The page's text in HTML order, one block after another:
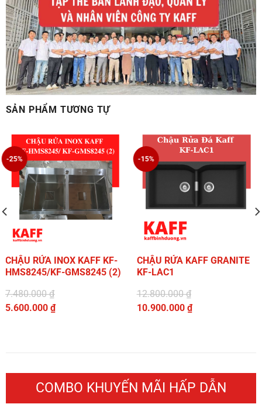
SẢN PHẨM TƯƠNG TỰ
-25%
CHẬU RỬA INOX KAFF KF-
HMS8245/KF-GMS8245 (2)
7.480.000₫
Giá
5.600.000₫
-15%
CHẬU RỬA KAFF GRANITE
KF-LAC1
12.800.000₫
Giá
10.900.000 ₫
10.900.000 ₫.
COMBO KHUYẾN MÃI HẤP DẪN